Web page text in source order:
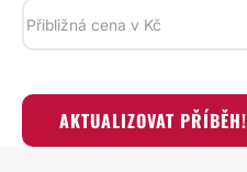
AKTUALIZOVAT PŘÍBĚH!